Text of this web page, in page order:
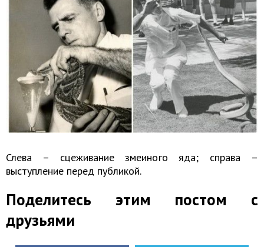
Слева – сцеживание змеиного яда; справа –
выступление перед публикой.
Поделитесь этим постом с
друзьями